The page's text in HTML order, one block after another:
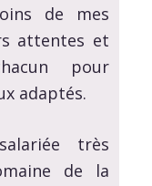
de mes
attentes et
pour
adaptés.
très
de la